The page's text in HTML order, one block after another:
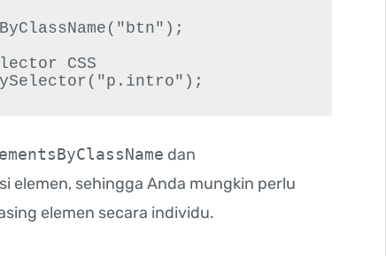
CSS
dan
elemen, sehingga Anda mungkin perlu
elemen secara individu.